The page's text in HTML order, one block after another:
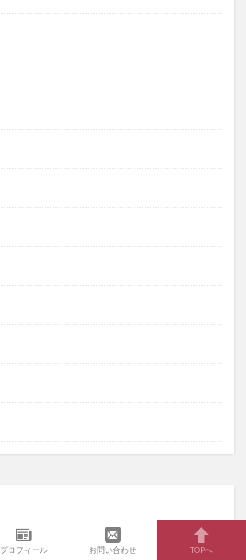
プロフィール お問い合わせ TOPへ